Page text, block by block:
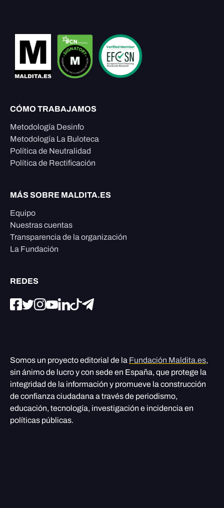
CÓMO TRABAJAMOS
Metodología Desinfo
Metodología La Buloteca
Política de Neutralidad
Política de Rectificación
MÁS SOBRE MALDITA.ES
Equipo
Nuestras cuentas
Transparencia de la organización
La Fundación
REDES
Somos un proyecto editorial de la Fundación Maldita.es,
sin ánimo de lucro y con sede en España, que protege la
integridad de la información y promueve la construcción
de confianza ciudadana a través de periodismo,
educación, tecnología, investigación e incidencia en
políticas públicas.